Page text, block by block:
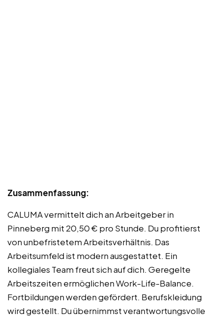
Zusammenfassung:
CALUMA vermittelt dich an Arbeitgeber in
Pinneberg mit 20,50 € pro Stunde. Du profitierst
von unbefristetem Arbeitsverhältnis. Das
Arbeitsumfeld ist modern ausgestattet. Ein
kollegiales Team freut sich auf dich. Geregelte
Arbeitszeiten ermöglichen Work-Life-Balance.
Fortbildungen werden gefördert. Berufskleidung
wird gestellt. Du übernimmst verantwortungsvolle